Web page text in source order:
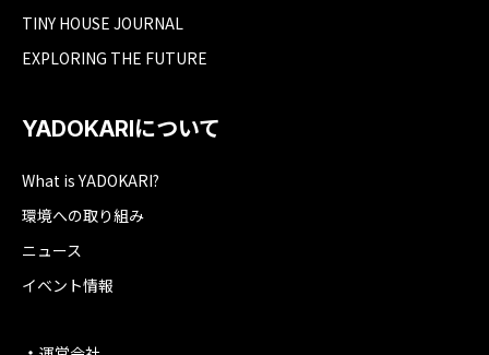
TINY HOUSE JOURNAL
EXPLORING THE FUTURE
YADOKARIについて
What is YADOKARI?
環境への取り組み
ニュース
イベント情報